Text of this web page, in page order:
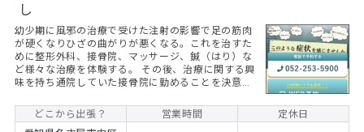
し
幼少期に風邪の治療で受けた注射の影響で足の筋肉
が硬くなりひざの曲がりが悪くなる。これを治すた
めに整形外科、接骨院、マッサージ、鍼（はり）な
ど様々な治療を体験する。 その後、治療に関する興
味を持ち通院していた接骨院に勤めることを決意。
どこから出張？
営業時間
定休日